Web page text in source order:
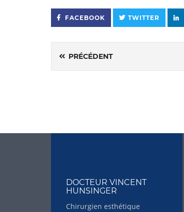
FACEBOOK TWITTER
PRÉCÉDENT
DOCTEUR VINCENT
HUNSINGER
Chirurgien esthétique